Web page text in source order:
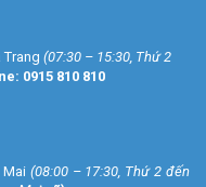
Trang (07:30 – 15:30, Thứ 2
0915 810 810
Mai (08:00 – 17:30, Thứ 2 đến